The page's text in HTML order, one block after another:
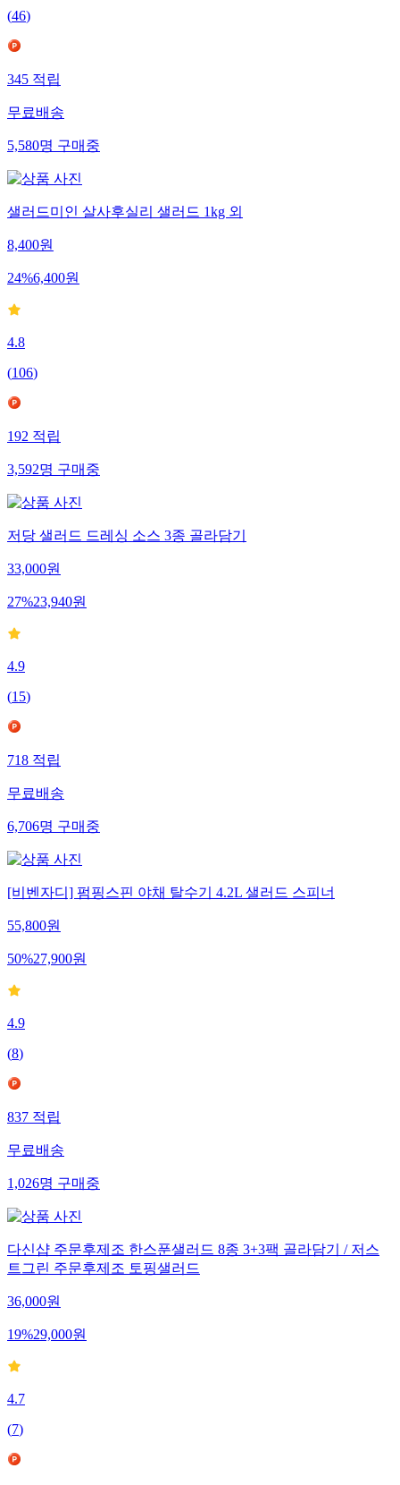
(46)
345적립
무료배송
5,580명구매중
샐러드미인 살사후실리 샐러드 1kg 외
8,400원
24%6,400원
4.8
(106)
192적립
3,592명구매중
저당 샐러드 드레싱 소스 3종 골라담기
33,000원
27%23,940원
4.9
(15)
718적립
무료배송
6,706명구매중
[비벤자디] 펌핑스핀 야채 탈수기 4.2L 샐러드 스피너
55,800원
50%27,900원
4.9
(8)
837적립
무료배송
1,026명구매중
다신샵 주문후제조 한스푼샐러드 8종 3+3팩 골라담기 / 저스
트그린 주문후제조 토핑샐러드
36,000원
19%29,000원
4.7
(7)